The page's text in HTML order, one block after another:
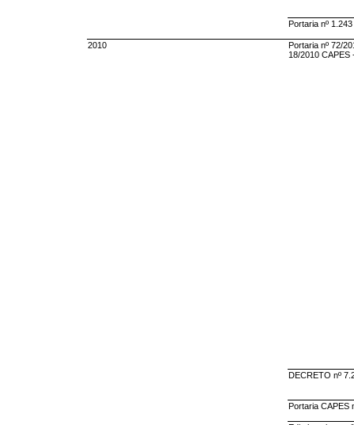
Portaria nº
2010
Portaria nº 72/
18/2010 CAPES
DECRETO nº
Portaria CAPES